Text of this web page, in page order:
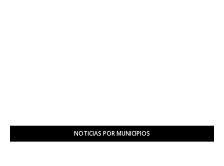
NOTICIAS POR MUNICIPIOS